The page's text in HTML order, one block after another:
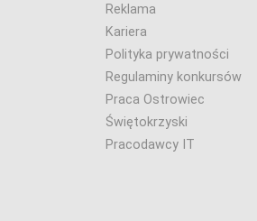
Reklama
Kariera
Polityka prywatności
Regulaminy konkursów
Praca Ostrowiec
Świętokrzyski
Pracodawcy IT